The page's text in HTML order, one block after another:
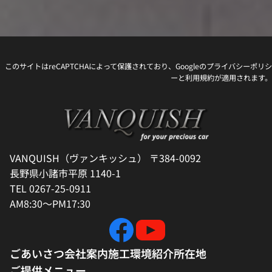
このサイトはreCAPTCHAによって保護されており、Googleのプライバシーポリシ
ーと利用規約が適用されます。
VANQUISH（ヴァンキッシュ） 〒384-0092
長野県小諸市平原 1140-1
TEL 0267-25-0911
AM8:30～PM17:30
ごあいさつ会社案内施工環境紹介所在地